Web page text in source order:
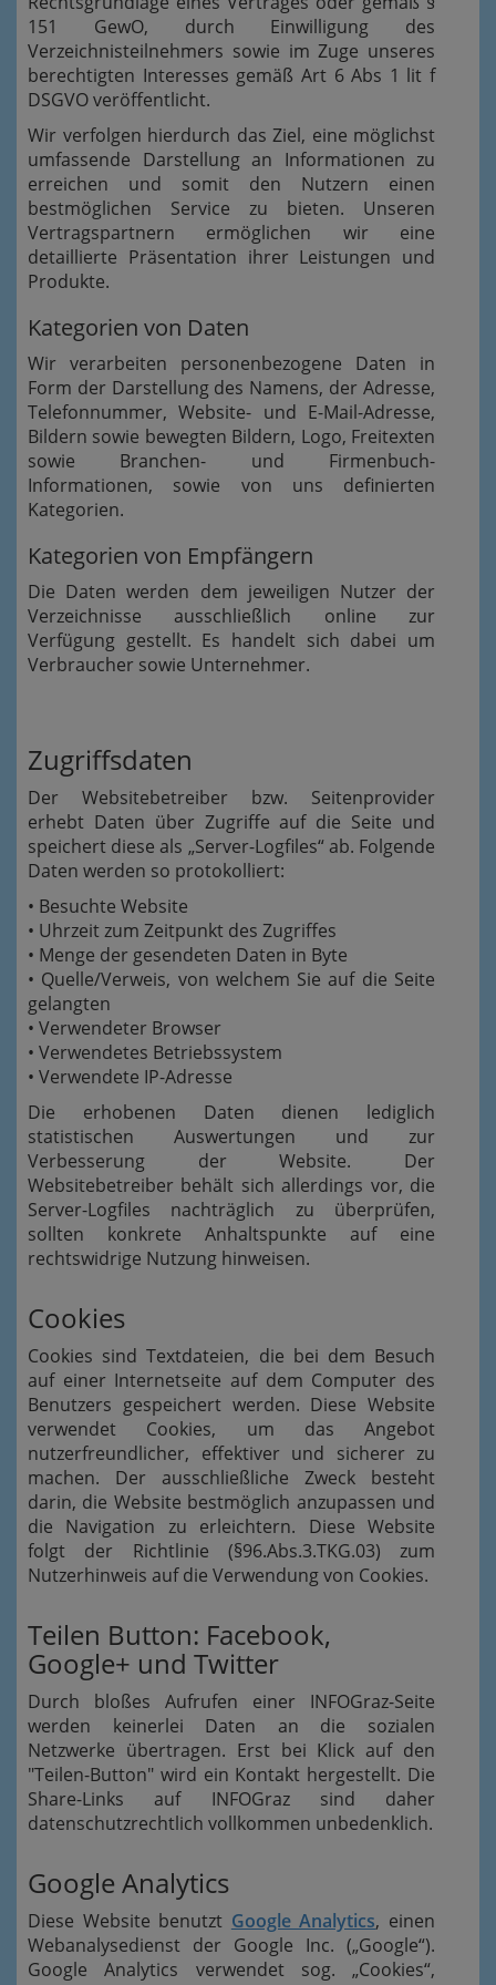
151 GewO, durch Einwilligung des
Verzeichnisteilnehmers sowie im Zuge unseres
berechtigten Interesses gemäß Art 6 Abs 1 lit f
DSGVO veröffentlicht.
Wir verfolgen hierdurch das Ziel, eine möglichst
umfassende Darstellung an Informationen zu
erreichen und somit den Nutzern einen
bestmöglichen Service zu bieten. Unseren
Vertragspartnern ermöglichen wir eine
detaillierte Präsentation ihrer Leistungen und
Produkte.
Kategorien von Daten
Wir verarbeiten personenbezogene Daten in
Form der Darstellung des Namens, der Adresse,
Telefonnummer, Website- und E-Mail-Adresse,
Bildern sowie bewegten Bildern, Logo, Freitexten
sowie Branchen- und Firmenbuch-
Informationen, sowie von uns definierten
Kategorien.
Kategorien von Empfängern
Die Daten werden dem jeweiligen Nutzer der
Verzeichnisse ausschließlich online zur
Verfügung gestellt. Es handelt sich dabei um
Verbraucher sowie Unternehmer.
Zugriffsdaten
Der Websitebetreiber bzw. Seitenprovider
erhebt Daten über Zugriffe auf die Seite und
speichert diese als „Server-Logfiles“ ab. Folgende
Daten werden so protokolliert:
• Besuchte Website
• Uhrzeit zum Zeitpunkt des Zugriffes
• Menge der gesendeten Daten in Byte
• Quelle/Verweis, von welchem Sie auf die Seite
gelangten
• Verwendeter Browser
• Verwendetes Betriebssystem
• Verwendete IP-Adresse
Die erhobenen Daten dienen lediglich
statistischen Auswertungen und zur
Verbesserung der Website. Der
Websitebetreiber behält sich allerdings vor, die
Server-Logfiles nachträglich zu überprüfen,
sollten konkrete Anhaltspunkte auf eine
rechtswidrige Nutzung hinweisen.
Cookies
Cookies sind Textdateien, die bei dem Besuch
auf einer Internetseite auf dem Computer des
Benutzers gespeichert werden. Diese Website
verwendet Cookies, um das Angebot
nutzerfreundlicher, effektiver und sicherer zu
machen. Der ausschließliche Zweck besteht
darin, die Website bestmöglich anzupassen und
die Navigation zu erleichtern. Diese Website
folgt der Richtlinie (§96.Abs.3.TKG.03) zum
Nutzerhinweis auf die Verwendung von Cookies.
Teilen Button: Facebook,
Google+ und Twitter
Durch bloßes Aufrufen einer INFOGraz-Seite
werden keinerlei Daten an die sozialen
Netzwerke übertragen. Erst bei Klick auf den
"Teilen-Button" wird ein Kontakt hergestellt. Die
Share-Links auf INFOGraz sind daher
datenschutzrechtlich vollkommen unbedenklich.
Google Analytics
Diese Website benutzt Google Analytics, einen
Webanalysedienst der Google Inc. („Google“).
Google Analytics verwendet sog. „Cookies“,